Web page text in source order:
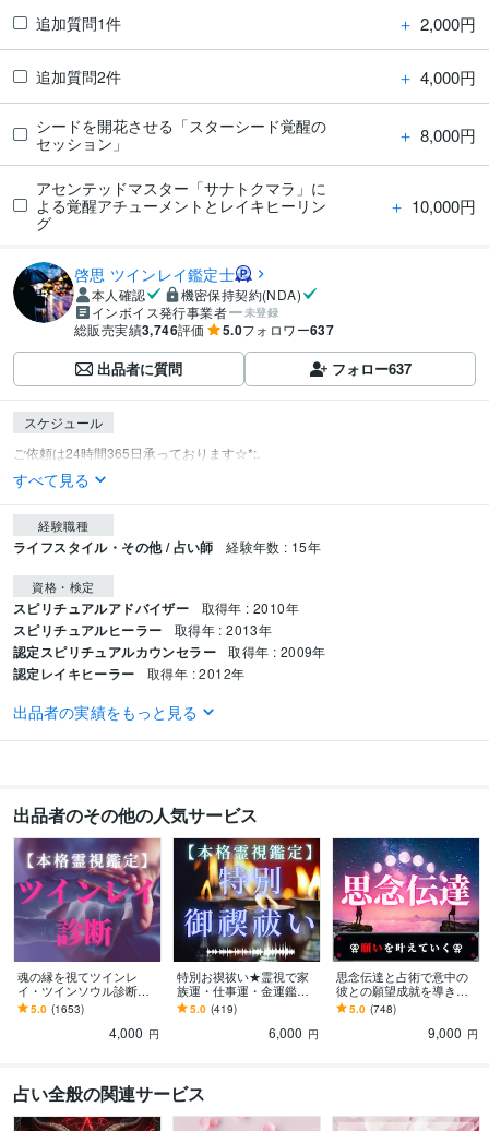
追加質問1件 ＋ 2,000円
追加質問2件 ＋ 4,000円
シードを開花させる「スターシード覚醒の
セッション」
＋ 8,000円
アセンテッドマスター「サナトクマラ」に
よる覚醒アチューメントとレイキヒーリン
グ
＋ 10,000円
啓思 ツインレイ鑑定士
本人確認
機密保持契約(NDA)
インボイス発行事業者
未登録
総販売実績3,746評価 5.0フォロワー637
出品者に質問 フォロー637
スケジュール
すべて見る
経験職種
ライフスタイル・その他 / 占い師 経験年数 : 15年
資格・検定
スピリチュアルアドバイザー 取得年 : 2010年
スピリチュアルヒーラー 取得年 : 2013年
認定スピリチュアルカウンセラー 取得年 : 2009年
認定レイキヒーラー 取得年 : 2012年
得意分野
関係、人生
出品者の実績をもっと見る
出品者のその他の人気サービス
魂の縁を視てツインレ
イ・ツインソウル診断を
致します 片思い・音信不
通でもOK。魂の縁とお相
手の気持ちを視ます
5.0 (1653)
4,000 円
特別お禊祓い★霊視で家
族運・仕事運・金運鑑定
します 転職・適職・職場
の人間関係・家族仲。停
滞の原因を祓います
5.0 (419)
6,000 円
思念伝達と占術で意中の
彼との願望成就を導きま
す 復縁・片思い・音信不
通に。1日1名限定の本格
5.0 (748)
9,000 円
占い全般の関連サービス